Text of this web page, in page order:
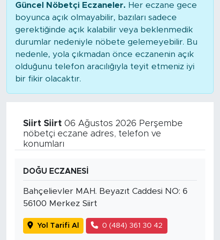
Güncel Nöbetçi Eczaneler. Her eczane gece
boyunca açık olmayabilir, bazıları sadece
gerektiğinde açık kalabilir veya beklenmedik
durumlar nedeniyle nöbete gelemeyebilir. Bu
nedenle, yola çıkmadan önce eczanenin açık
olduğunu telefon aracılığıyla teyit etmeniz iyi
bir fikir olacaktır.
Siirt Siirt06 Ağustos 2026 Perşembe
nöbetçi eczane adres, telefon ve
konumları
DOĞU ECZANESİ
Bahçelievler MAH. Beyazıt Caddesi NO: 6
56100 Merkez Siirt
Yol Tarifi Al 0 (484) 361 30 42